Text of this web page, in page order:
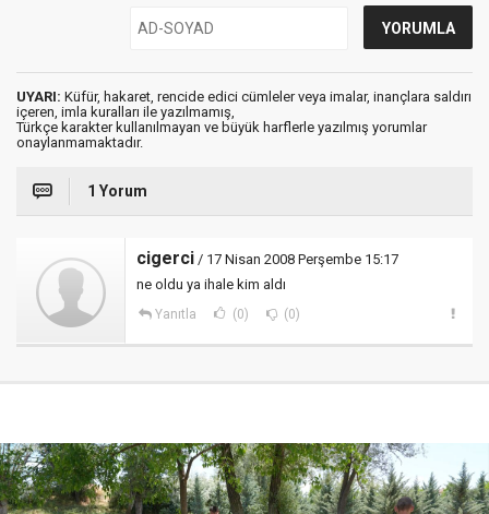
UYARI: Küfür, hakaret, rencide edici cümleler veya imalar, inançlara saldırı
içeren, imla kuralları ile yazılmamış,
Türkçe karakter kullanılmayan ve büyük harflerle yazılmış yorumlar
onaylanmamaktadır.
1 Yorum
cigerci / 17 Nisan 2008 Perşembe 15:17
ne oldu ya ihale kim aldı
Yanıtla (0) (0)